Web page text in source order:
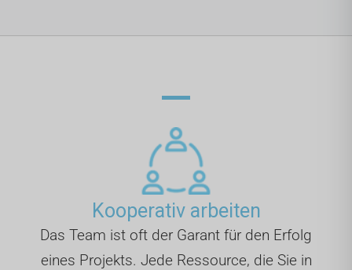
Kooperativ arbeiten
Das Team ist oft der Garant für den Erfolg
eines Projekts. Jede Ressource, die Sie in